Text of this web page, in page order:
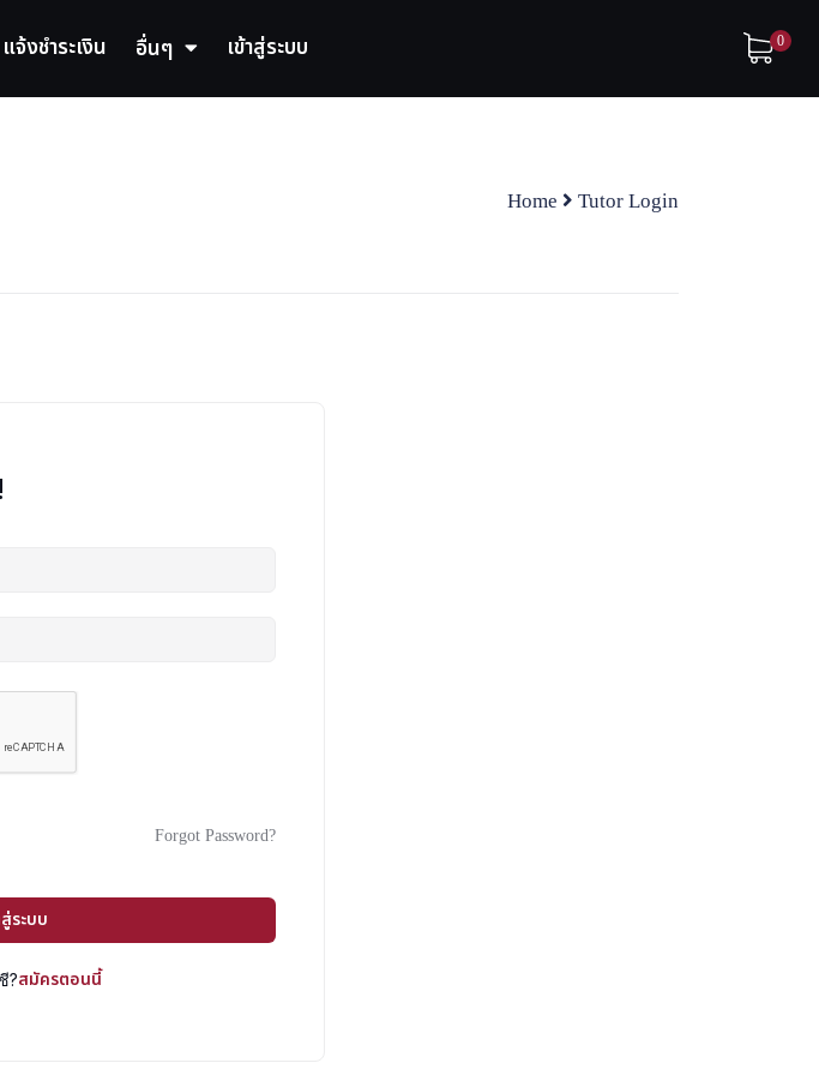
แจ้งชำระเงิน อื่นๆ เข้าสู่ระบบ 0
Home Tutor Login
Forgot Password?
สู่ระบบ
?สมัครตอนนี้